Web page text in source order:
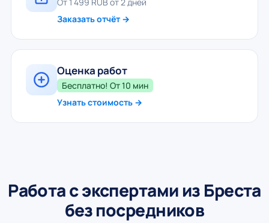
Заказать отчёт →
Оценка работ
Бесплатно! От 10 мин
Узнать стоимость →
Работа с экспертами из Бреста
без посредников